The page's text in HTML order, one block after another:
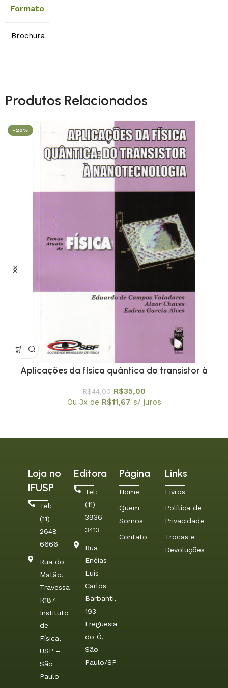
Formato
Brochura
Produtos Relacionados
-20%
Aplicações da física quântica do transistor à
/ SBF
R$44,00 R$35,00
Ou 3x de R$11,67 s/ juros
Loja no
IFUSP
Tel:
(11)
2648-
6666
Rua do
Matão.
Travessa
R187
Instituto
de
Física,
USP –
São
Paulo
Editora
Tel:
(11)
3936-
3413
Rua
Enéias
Luís
Carlos
Barbanti,
193
Freguesia
do Ó,
São
Paulo/SP
Página
Home
Quem
Somos
Contato
Links
Livros
Política de
Privacidade
Trocas e
Devoluções